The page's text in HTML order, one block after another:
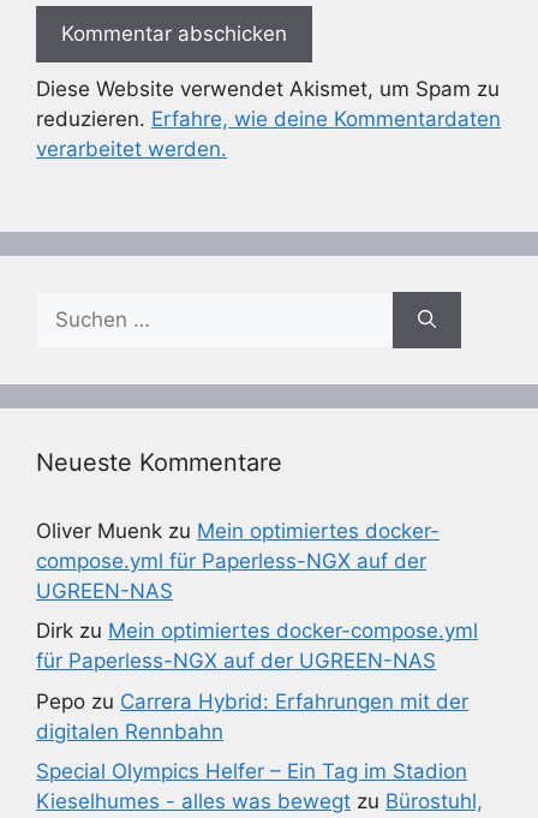
Diese Website verwendet Akismet, um Spam zu
reduzieren. Erfahre, wie deine Kommentardaten
verarbeitet werden.
nach:
Neueste Kommentare
Oliver Muenk zu Mein optimiertes docker-
compose.yml für Paperless-NGX auf der
UGREEN-NAS
Dirk zu Mein optimiertes docker-compose.yml
für Paperless-NGX auf der UGREEN-NAS
Pepo zu Carrera Hybrid: Erfahrungen mit der
digitalen Rennbahn
Special Olympics Helfer – Ein Tag im Stadion
Kieselhumes - alles was bewegt zu Bürostuhl,